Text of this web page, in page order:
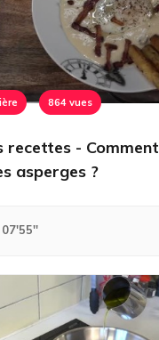
864 vues
recettes - Comment
asperges ?
07'55''